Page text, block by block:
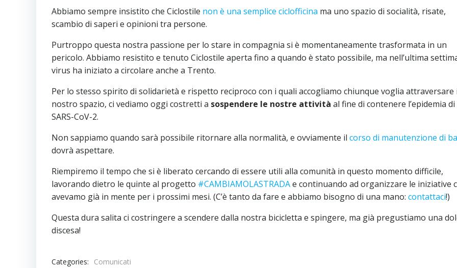
Abbiamo sempre insistito che Ciclostile non è una semplice ciclofficina ma uno spazio di socialità, risate,
scambio di saperi e opinioni tra persone.
Purtroppo questa nostra passione per lo stare in compagnia si è momentaneamente trasformata in un
pericolo. Abbiamo resistito e tenuto Ciclostile aperta fino a quando è stato possibile, ma nell’ultima
virus ha iniziato a circolare anche a Trento.
Per lo stesso spirito di solidarietà e rispetto reciproco con i quali accogliamo chiunque voglia attraversare
nostro spazio, ci vediamo oggi costretti a sospendere le nostre attività al fine di contenere l’epidemia di
SARS-CoV-2.
Non sappiamo quando sarà possibile ritornare alla normalità, e ovviamente il corso di manutenzione di
dovrà aspettare.
Riempiremo il tempo che si è liberato cercando di essere utili alla comunità in questo momento difficile,
lavorando dietro le quinte al progetto #CAMBIAMOLASTRADAe continuando ad organizzare le iniziative
avevamo già in mente per i prossimi mesi. (C’è tanto da fare e abbiamo bisogno di una mano: contattaci!)
Questa dura salita ci costringere a scendere dalla nostra bicicletta e spingere, ma già pregustiamo una
discesa!
Categories: Comunicati